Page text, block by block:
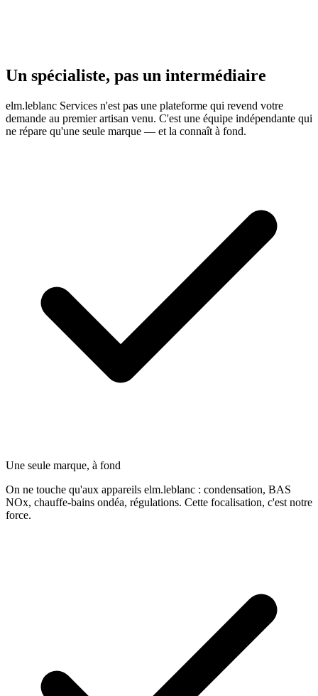
Un spécialiste, pas un intermédiaire
elm.leblanc Services n'est pas une plateforme qui revend votre
demande au premier artisan venu. C'est une équipe indépendante qui
ne répare qu'une seule marque — et la connaît à fond.
Une seule marque, à fond
On ne touche qu'aux appareils elm.leblanc : condensation, BAS
NOx, chauffe-bains ondéa, régulations. Cette focalisation, c'est notre
force.